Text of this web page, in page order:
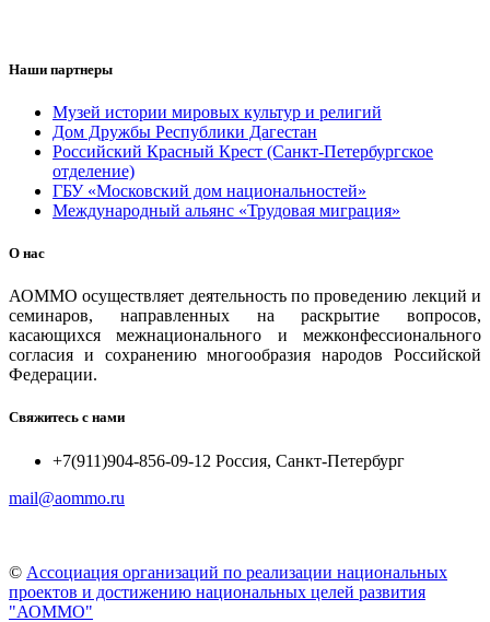
Наши партнеры
Музей истории мировых культур и религий
Дом Дружбы Республики Дагестан
Российский Красный Крест (Санкт-Петербургское
отделение)
ГБУ «Московский дом национальностей»
Международный альянс «Трудовая миграция»
О нас
АОММО осуществляет деятельность по проведению лекций и
семинаров, направленных на раскрытие вопросов,
касающихся межнационального и межконфессионального
согласия и сохранению многообразия народов Российской
Федерации.
Свяжитесь с нами
+7(911)904-856-09-12 Россия, Санкт-Петербург
mail@aommo.ru
© Ассоциация организаций по реализации национальных
проектов и достижению национальных целей развития
"АОММО"